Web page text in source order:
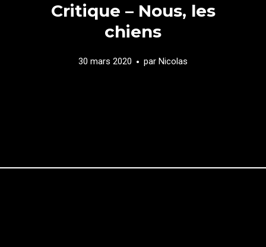
Critique – Nous, les
chiens
30 mars 2020 par Nicolas